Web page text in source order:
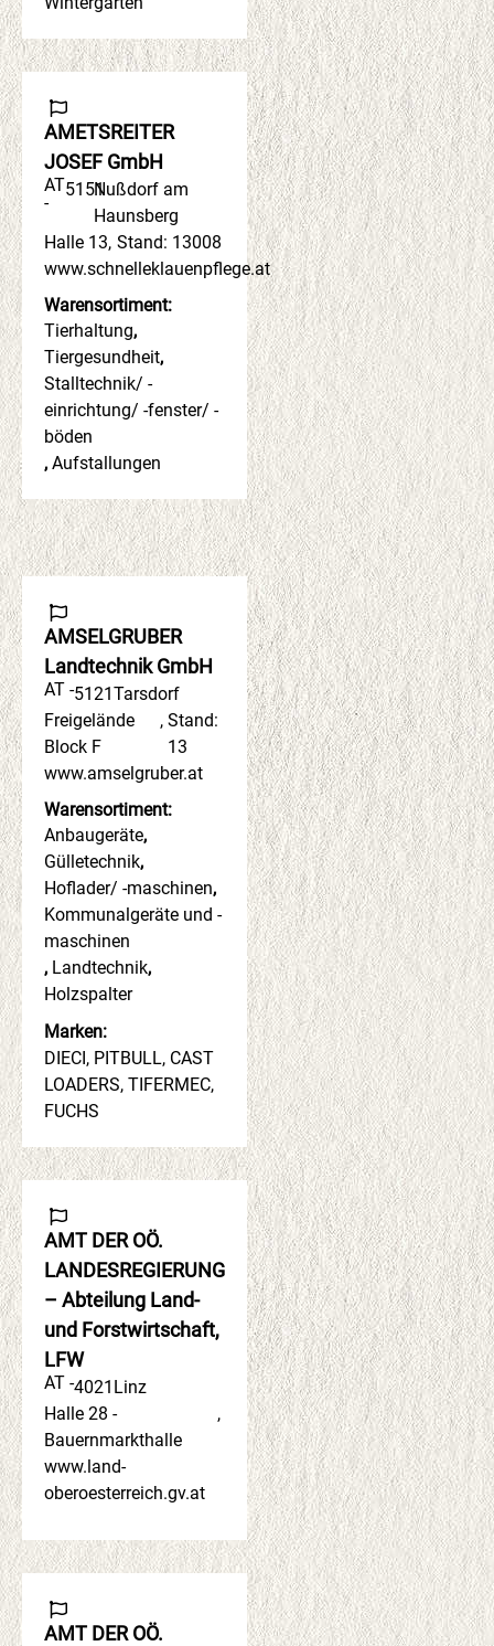
AMETSREITER
JOSEF GmbH
AT
-
5151Nußdorf am
Haunsberg
Halle 13, Stand: 13008
www.schnelleklauenpflege.at
Warensortiment:
Tierhaltung,
Tiergesundheit,
Stalltechnik/ -
einrichtung/ -fenster/ -
böden
, Aufstallungen
AMSELGRUBER
Landtechnik GmbH
AT -5121Tarsdorf
Freigelände
Block F
, Stand:
13
www.amselgruber.at
Warensortiment:
Anbaugeräte,
Gülletechnik,
Hoflader/ -maschinen,
Kommunalgeräte und -
maschinen
, Landtechnik,
Holzspalter
Marken:
DIECI, PITBULL, CAST
LOADERS, TIFERMEC,
FUCHS
AMT DER OÖ.
LANDESREGIERUNG
– Abteilung Land-
und Forstwirtschaft,
LFW
AT -4021 Linz
Halle 28 -
Bauernmarkthalle
,
www.land-
oberoesterreich.gv.at
AMT DER OÖ.